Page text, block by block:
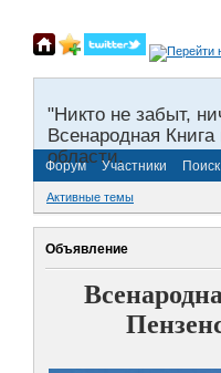
"Никто не забыт,
Всенародная
области.
Форум Участники Поиск
Активные темы
Объявление